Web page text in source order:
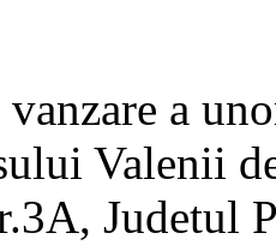
a
Valenii
Judetul